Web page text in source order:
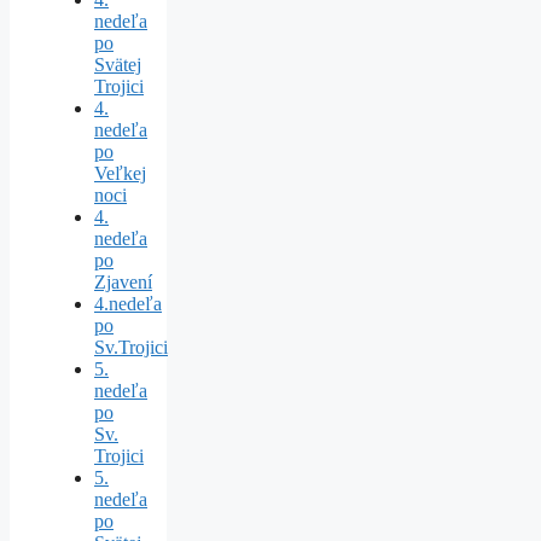
nedeľa
po
Svätej
Trojici
4.
nedeľa
po
Veľkej
noci
4.
nedeľa
po
Zjavení
4.nedeľa
po
Sv.Trojici
5.
nedeľa
po
Sv.
Trojici
5.
nedeľa
po